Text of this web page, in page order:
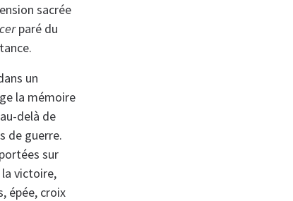
sacrée
paré du
un
la mémoire
delà de
de guerre.
sur
victoire,
épée, croix